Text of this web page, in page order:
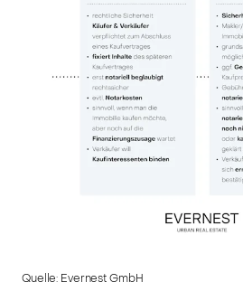
Quelle: Evernest GmbH